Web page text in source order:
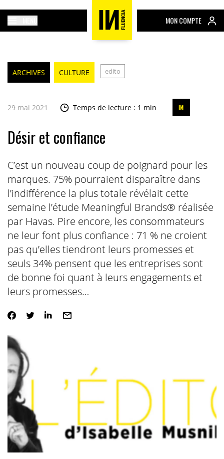
MON COMPTE
ARCHIVES CULTURE edito
29 mai 2021 Temps de lecture : 1 min
Désir et confiance
C’est un nouveau coup de poignard pour les
marques. 75% pourraient disparaître dans
l’indifférence la plus totale révélait cette
semaine l’étude Meaningful Brands® réalisée
par Havas. Pire encore, les consommateurs
ne leur font plus confiance : 71 % ne croient
pas qu’elles tiendront leurs promesses et
seuls 34% pensent que les entreprises sont
de bonne foi quant à leurs engagements et
leurs promesses…